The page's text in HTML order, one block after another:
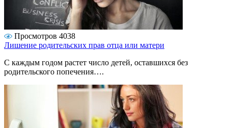
Просмотров 4038
Лишение родительских прав отца или матери
C каждым годом растет число детей, оставшихся без
родительского попечения….